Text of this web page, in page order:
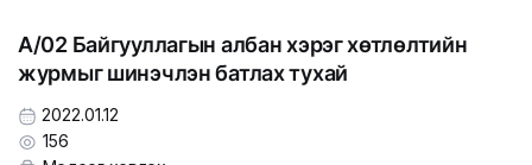
ЗАХИРАМЖ ШИЙДВЭР
ИЛ ТОД БАЙДАЛ
А/02 Байгууллагын албан хэрэг хөтлөлтийн
журмыг шинэчлэн батлах тухай
2022.01.12
156